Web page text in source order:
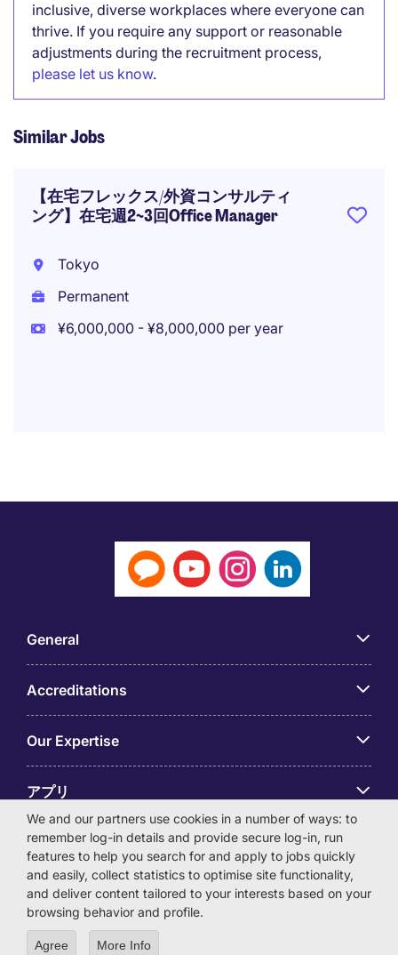
inclusive, diverse workplaces where everyone can
thrive. If you require any support or reasonable
adjustments during the recruitment process,
please let us know.
Similar Jobs
【在宅フレックス/外資コンサルティ
ング】在宅週2~3回Office Manager
Tokyo
Permanent
¥6,000,000 - ¥8,000,000 per year
General
Accreditations
Our Expertise
アプリ
Employer Centre
© Michael Page International (Japan) K.K. Corporation
We and our partners use cookies in a number of ways: to
remember log-in details and provide secure log-in, run
features to help you search for and apply to jobs quickly
and easily, collect statistics to optimise site functionality,
and deliver content tailored to your interests based on your
browsing behavior and profile.
Agree More Info